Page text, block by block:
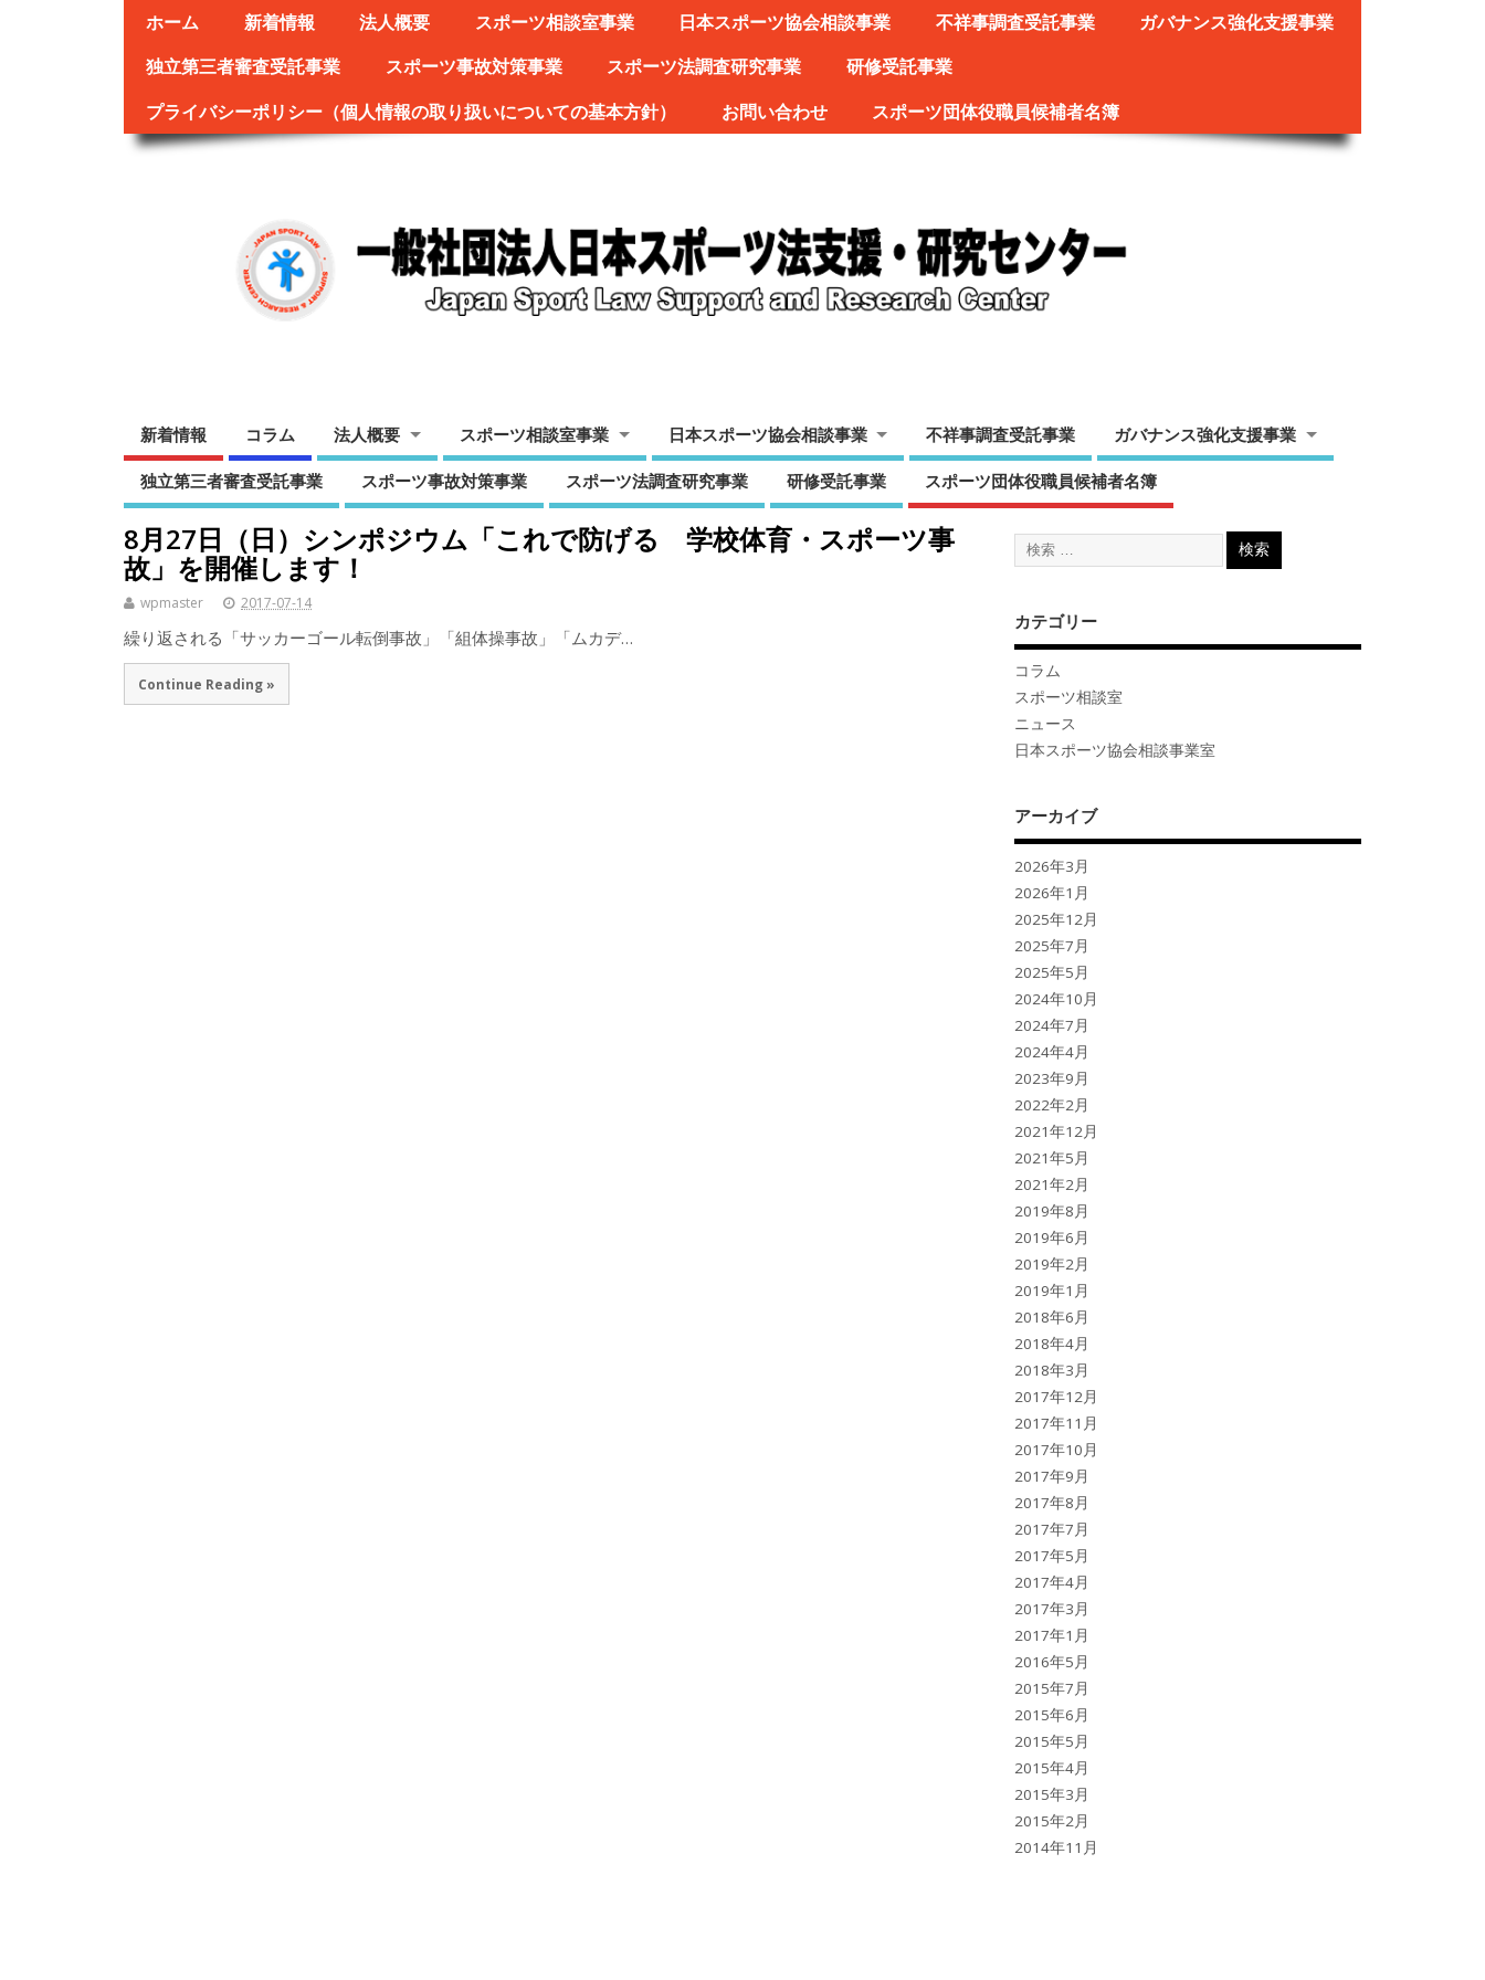
ホーム 新着情報 法人概要 スポーツ相談室事業 日本スポーツ協会相談事業 不祥事調査受託事業
ガバナンス強化支援事業
独立第三者審査受託事業
スポーツ事故対策事業 スポーツ法調査研究事業
研修受託事業
プライバシーポリシー（個人情報の取り扱いについての基本方針）
お問い合わせ スポーツ団体役職員候補者名簿
新着情報 コラム 法人概要 スポーツ相談室事業 日本スポーツ協会相談事業 不祥事調査受託事業 ガバナンス強化支援事業
独立第三者審査受託事業 スポーツ事故対策事業 スポーツ法調査研究事業 研修受託事業 スポーツ団体役職員候補者名簿
8月27日（日）シンポジウム「これで防げる 学校体育・スポーツ事
故」を開催します！
wpmaster 2017-07-14
繰り返される「サッカーゴール転倒事故」「組体操事故」「ムカデ…
Continue Reading »
カテゴリー
コラム
スポーツ相談室
ニュース
日本スポーツ協会相談事業室
アーカイブ
2026年3月
2026年1月
2025年12月
2025年7月
2025年5月
2024年10月
2024年7月
2024年4月
2023年9月
2022年2月
2021年12月
2021年5月
2021年2月
2019年8月
2019年6月
2019年2月
2019年1月
2018年6月
2018年4月
2018年3月
2017年12月
2017年11月
2017年10月
2017年9月
2017年8月
2017年7月
2017年5月
2017年4月
2017年3月
2017年1月
2016年5月
2015年7月
2015年6月
2015年5月
2015年4月
2015年3月
2015年2月
2014年11月